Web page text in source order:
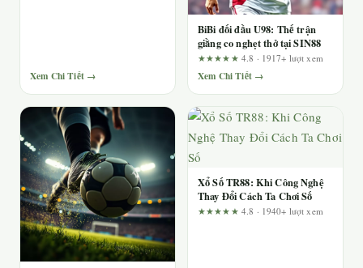
Xem Chi Tiết →
BiBi đối đầu U98: Thế trận
giằng co nghẹt thở tại SIN88
★★★★★ 4.8 · 1917+ lượt xem
Xem Chi Tiết →
Xổ Số TR88: Khi Công Nghệ
Thay Đổi Cách Ta Chơi Số
★★★★★ 4.8 · 1940+ lượt xem